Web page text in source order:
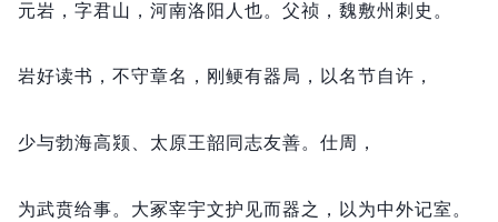
元岩， 字君山， 河南洛阳人也。 父祯， 魏敷州刺史。
岩好读书， 不守章名， 刚鲠有器局， 以名节自许，
少与勃海高颎、太原王韶同志友善。 仕周，
为武贲给事。 大冢宰宇文护见而器之， 以为中外记室。